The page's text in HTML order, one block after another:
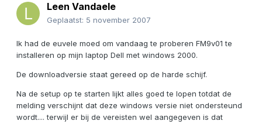
Leen Vandaele
Geplaatst: 5 november 2007
Ik had de euvele moed om vandaag te proberen FM9v01 te
installeren op mijn laptop Dell met windows 2000.
De downloadversie staat gereed op de harde schijf.
Na de setup op te starten lijkt alles goed te lopen totdat de
melding verschijnt dat deze windows versie niet ondersteund
wordt.... terwijl er bij de vereisten wel aangegeven is dat